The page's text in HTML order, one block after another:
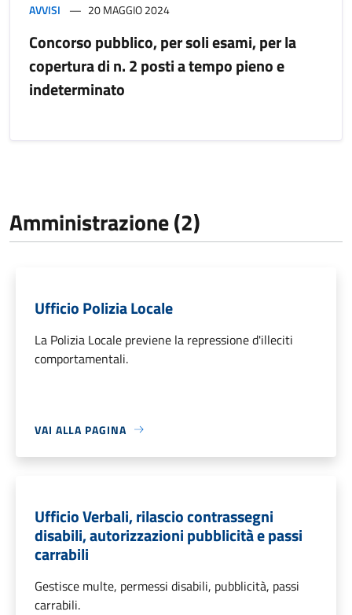
AVVISI 20 MAGGIO 2024
Concorso pubblico, per soli esami, per la
copertura di n. 2 posti a tempo pieno e
indeterminato
Amministrazione (2)
Ufficio Polizia Locale
La Polizia Locale previene la repressione d'illeciti
comportamentali.
VAI ALLA PAGINA
Ufficio Verbali, rilascio contrassegni
disabili, autorizzazioni pubblicità e passi
carrabili
Gestisce multe, permessi disabili, pubblicità, passi
carrabili.